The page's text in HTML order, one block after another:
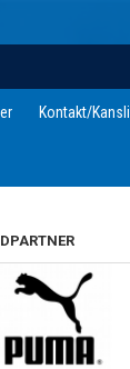
Kontakt/Kansli